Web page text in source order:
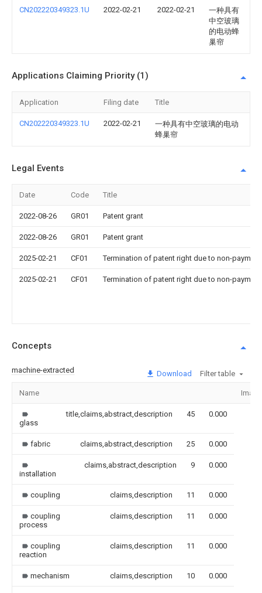
CN202220349323.1U 2022-02-21 2022-02-21
一种具有
中空玻璃
的电动蜂
巢帘
Applications Claiming Priority (1)
Application Filing date Title
CN202220349323.1U 2022-02-21
一种具有中空玻璃的电动
蜂巢帘
Legal Events
Date Code Title
2022-08-26 GR01 Patent grant
2022-08-26 GR01 Patent grant
2025-02-21 CF01 Termination of patent right due to non-
2025-02-21 CF01 Termination of patent right due to non-
Concepts
machine-extracted Download Filter table
Name Image
glass
title,claims,abstract,description 45 0.000
fabric claims,abstract,description 25 0.000
installation
claims,abstract,description 9 0.000
coupling claims,description 11 0.000
coupling
process
claims,description 11 0.000
coupling
reaction
claims,description 11 0.000
mechanism claims,description 10 0.000